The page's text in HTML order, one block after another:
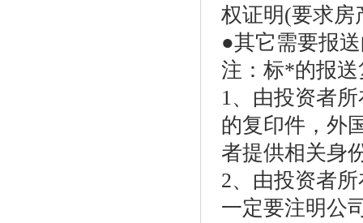
权证明(要求房
●其它需要报
注：标*的报
1、由投资者
的复印件，外
者提供相关身
2、由投资者
一定要注明公